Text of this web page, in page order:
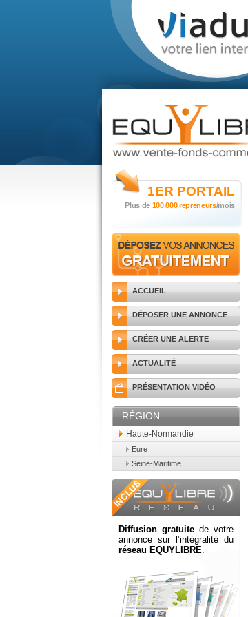
1ER PORTAIL
Plus de 100.000 repreneurs/mois
ACCUEIL
DÉPOSER UNE ANNONCE
CRÉER UNE ALERTE
ACTUALITÉ
PRÉSENTATION VIDÉO
RÉGION
Haute-Normandie
Eure
Seine-Maritime
Diffusion gratuite de votre
annonce sur l’intégralité du
réseau EQUYLIBRE.